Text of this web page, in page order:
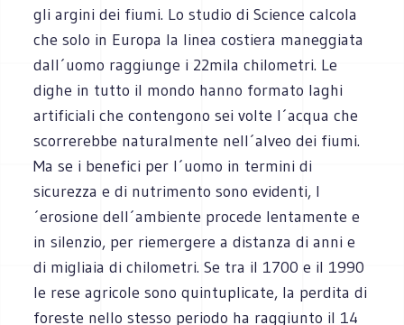
gli argini dei fiumi. Lo studio di Science calcola
che solo in Europa la linea costiera maneggiata
dall´uomo raggiunge i 22mila chilometri. Le
dighe in tutto il mondo hanno formato laghi
artificiali che contengono sei volte l´acqua che
scorrerebbe naturalmente nell´alveo dei fiumi.
Ma se i benefici per l´uomo in termini di
sicurezza e di nutrimento sono evidenti, l
´erosione dell´ambiente procede lentamente e
in silenzio, per riemergere a distanza di anni e
di migliaia di chilometri. Se tra il 1700 e il 1990
le rese agricole sono quintuplicate, la perdita di
foreste nello stesso periodo ha raggiunto il 14